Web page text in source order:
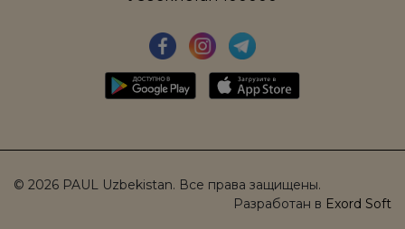
© 2026 PAUL Uzbekistan. Все права защищены.
Разработан в Exord Soft